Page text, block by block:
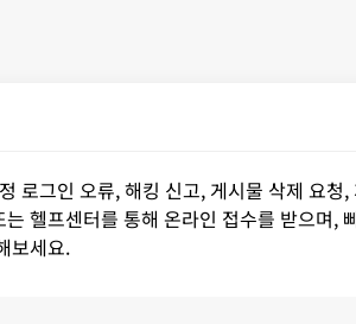
그인 오류, 해킹 신고, 게시물 삭제 요
헬프센터를 통해 온라인 접수를 받으며,
보세요.